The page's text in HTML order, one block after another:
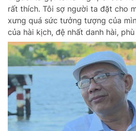
rất thích. Tôi sợ người ta đặt cho
xưng quá sức tưởng tượng của
của hài kịch, đệ nhất danh hài, phù